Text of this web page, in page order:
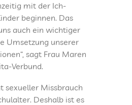
mit der Ich-
beginnen. Das
auch ein wichtiger
Umsetzung unserer
sagt Frau Maren
Verbund.
sexueller Missbrauch
Deshalb ist es